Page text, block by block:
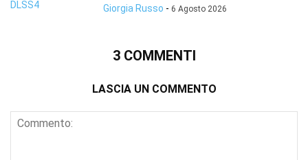
Giorgia Russo - 6 Agosto 2026
3 COMMENTI
LASCIA UN COMMENTO